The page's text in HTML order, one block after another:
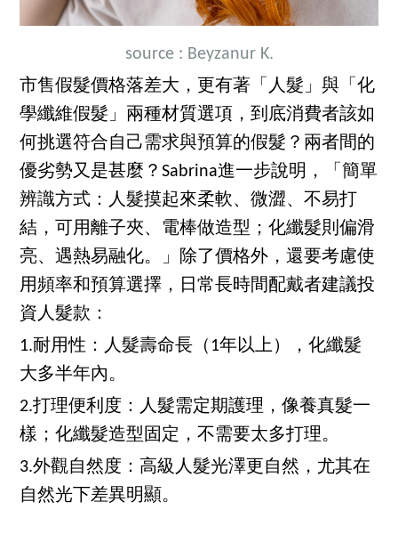
source : Beyzanur K.
市售假髮價格落差大，更有著「人髮」與「化
學纖維假髮」兩種材質選項，到底消費者該如
何挑選符合自己需求與預算的假髮？兩者間的
優劣勢又是甚麼？Sabrina進一步說明，「簡單
辨識方式：人髮摸起來柔軟、微澀、不易打
結，可用離子夾、電棒做造型；化纖髮則偏滑
亮、遇熱易融化。」除了價格外，還要考慮使
用頻率和預算選擇，日常長時間配戴者建議投
資人髮款：
1.耐用性：人髮壽命長（1年以上），化纖髮
大多半年內。
2.打理便利度：人髮需定期護理，像養真髮一
樣；化纖髮造型固定，不需要太多打理。
3.外觀自然度：高級人髮光澤更自然，尤其在
自然光下差異明顯。